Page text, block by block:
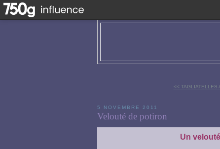
<< TAGLIATELLES
5 NOVEMBRE 2011
Velouté de potiron
Un